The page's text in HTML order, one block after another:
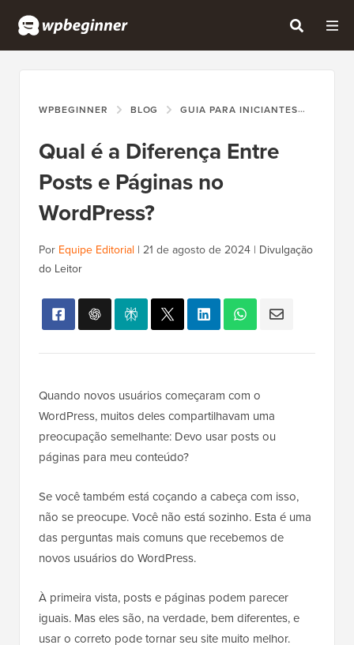
WPBEGINNER BLOG GUIA PARA INICIANTES
Qual é a Diferença Entre
Posts e Páginas no
WordPress?
Por Equipe Editorial | 21 de agosto de 2024 | Divulgação
do Leitor
Quando novos usuários começaram com o
WordPress, muitos deles compartilhavam uma
preocupação semelhante: Devo usar posts ou
páginas para meu conteúdo?
Se você também está coçando a cabeça com isso,
não se preocupe. Você não está sozinho. Esta é uma
das perguntas mais comuns que recebemos de
novos usuários do WordPress.
À primeira vista, posts e páginas podem parecer
iguais. Mas eles são, na verdade, bem diferentes, e
usar o correto pode tornar seu site muito melhor.